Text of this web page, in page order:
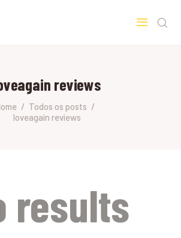
reviews
Todos os posts
loveagain reviews
LATERSOLO
results